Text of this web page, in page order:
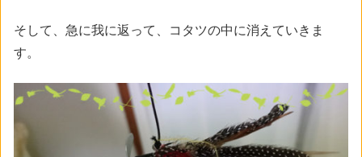
そして、急に我に返って、コタツの中に消えていきま
す。